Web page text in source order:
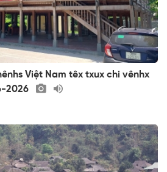
Việt Nam têx txux chi vênhx
2026